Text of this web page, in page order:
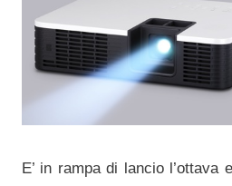
E’ in rampa di lancio l’ottava